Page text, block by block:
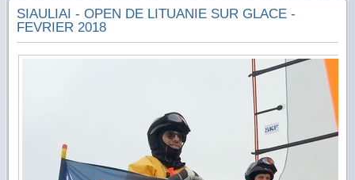
SIAULIAI - OPEN DE LITUANIE SUR GLACE -
FEVRIER 2018